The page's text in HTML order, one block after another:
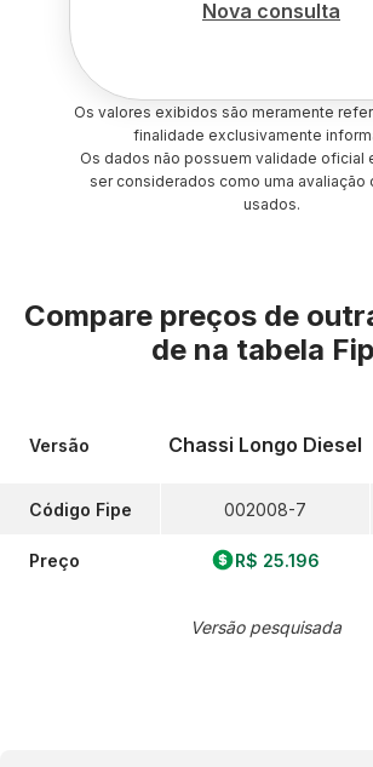
Nova consulta
Os valores exibidos são meramente
finalidade exclusivamente
Os dados não possuem validade oficial
ser considerados como uma avaliação
usados.
Compare preços de
de na tabela
Versão
Código Fipe
Preço
Chassi Longo Diesel
002008-7
R$ 25.196
Versão pesquisada